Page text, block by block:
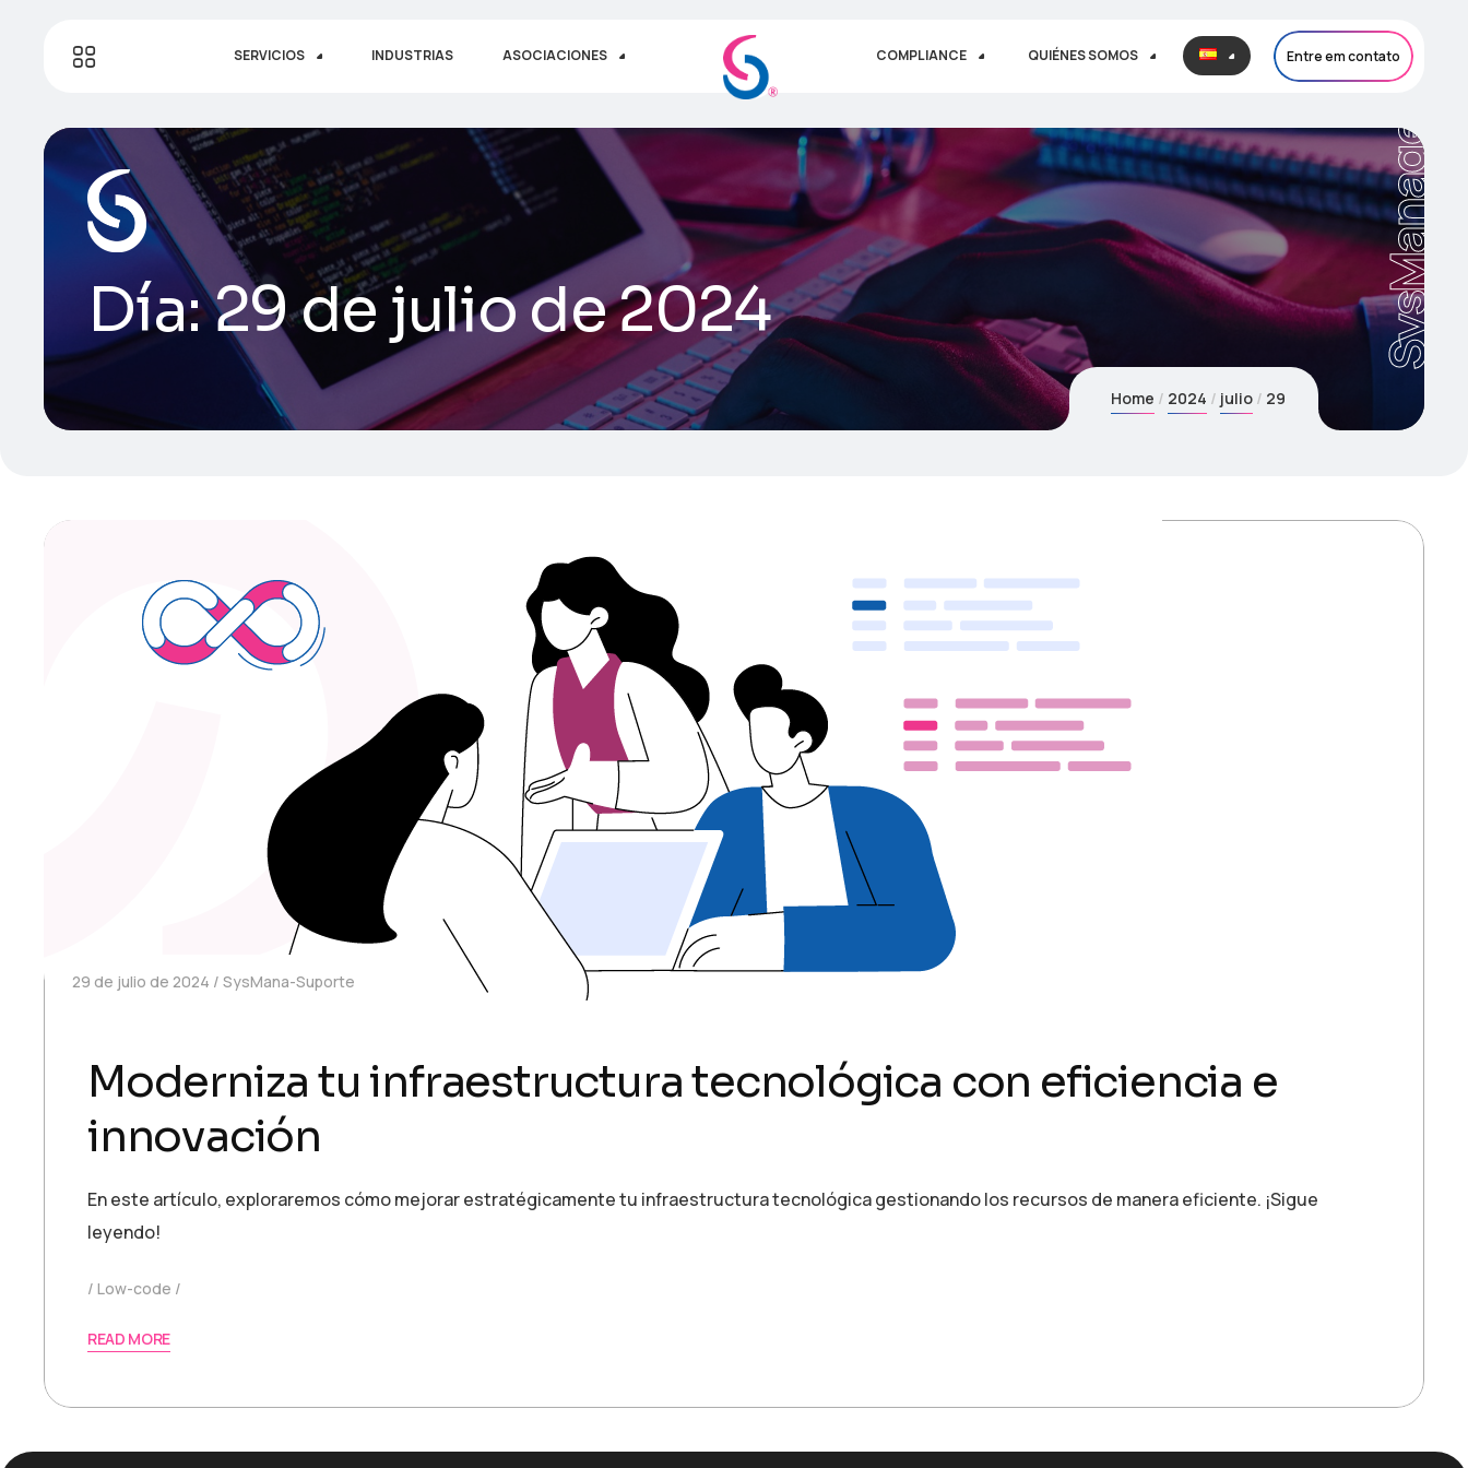
SERVICIOS INDUSTRIAS ASOCIACIONES COMPLIANCE QUIÉNES SOMOS Entre em contato
Día:29 de julio de 2024 SysManager
Home 2024 julio 29
29 de julio de 2024 SysMana-Suporte
Moderniza tu infraestructura tecnológica con eficiencia e
innovación
En este artículo, exploraremos cómo mejorar estratégicamente tu infraestructura tecnológica gestionando los recursos de manera eficiente. ¡Sigue
leyendo!
Low-code
READ MORE